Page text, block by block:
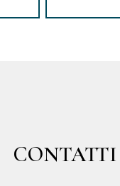
CONTATTI